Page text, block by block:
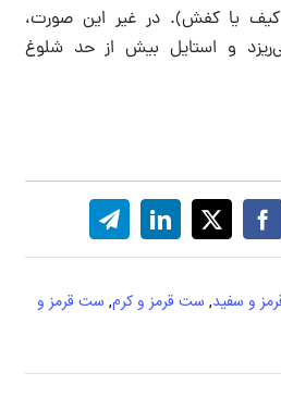
یا کفش). در غیر این صورت،
و استایل بیش از حد شلوغ
و سفید, ست قرمز و کرم, ست قرمز و